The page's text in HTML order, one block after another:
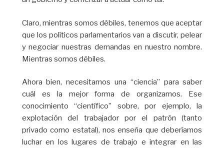
Claro, mientras somos débiles, tenemos que aceptar
que los políticos parlamentarios van a discutir, pelear
y negociar nuestras demandas en nuestro nombre.
Mientras somos débiles.
Ahora bien, necesitamos una “ciencia” para saber
cuál es la mejor forma de organizarnos. Ese
conocimiento “científico” sobre, por ejemplo, la
explotación del trabajador por el patrón (tanto
privado como estatal), nos enseña que deberíamos
luchar en los lugares de trabajo e integrar en las